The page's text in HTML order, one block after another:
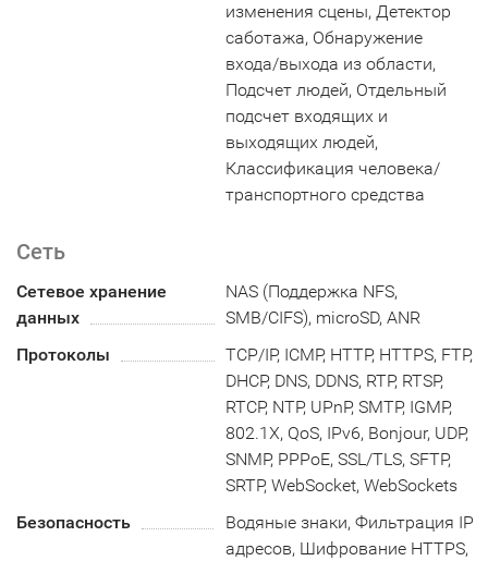
изменения сцены, Детектор
саботажа, Обнаружение
входа/выхода из области,
Подсчет людей, Отдельный
подсчет входящих и
выходящих людей,
Классификация человека/
транспортного средства
Сеть
Сетевое хранение
данных
NAS (Поддержка NFS,
SMB/CIFS), microSD, ANR
Протоколы
TCP/IP, ICMP, HTTP, HTTPS, FTP,
DHCP, DNS, DDNS, RTP, RTSP,
RTCP, NTP, UPnP, SMTP, IGMP,
802.1X, QoS, IPv6, Bonjour, UDP,
SNMP, PPPoE, SSL/TLS, SFTP,
SRTP, WebSocket, WebSockets
Безопасность
Водяные знаки, Фильтрация IP
адресов, Шифрование HTTPS,